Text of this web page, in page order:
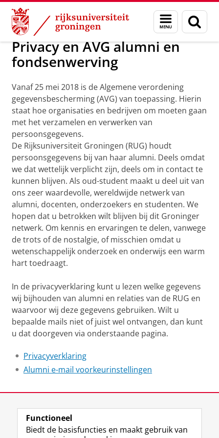
Skip
Content
Skip
Navigation
Menu
en
zoeken
Alumni Contact
Privacy en AVG alumni en
fondsenwerving
Vanaf 25 mei 2018 is de Algemene verordening
gegevensbescherming (AVG) van toepassing. Hierin
staat hoe organisaties en bedrijven om moeten gaan
met het verzamelen en verwerken van
persoonsgegevens.
De Rijksuniversiteit Groningen (RUG) houdt
persoonsgegevens bij van haar alumni. Deels omdat
we dat wettelijk verplicht zijn, deels om in contact te
kunnen blijven. Als oud-student maakt u deel uit van
ons zeer waardevolle, wereldwijde netwerk van
alumni, docenten, onderzoekers en studenten. We
hopen dat u betrokken wilt blijven bij dit Groninger
netwerk. Om kennis en ervaringen te delen, vanwege
de trots of de nostalgie, of misschien omdat u
wetenschappelijk onderzoek en onderwijs een warm
hart toedraagt.
In de privacyverklaring kunt u lezen welke gegevens
wij bijhouden van alumni en relaties van de RUG en
waarvoor wij deze gegevens gebruiken. Wilt u
bepaalde mails niet of juist wel ontvangen, dan kunt
u dat doorgeven via onderstaande pagina.
Privacyverklaring
Alumni e-mail voorkeurinstellingen
View this page in:English
Functioneel
Biedt de basisfuncties en maakt gebruik van